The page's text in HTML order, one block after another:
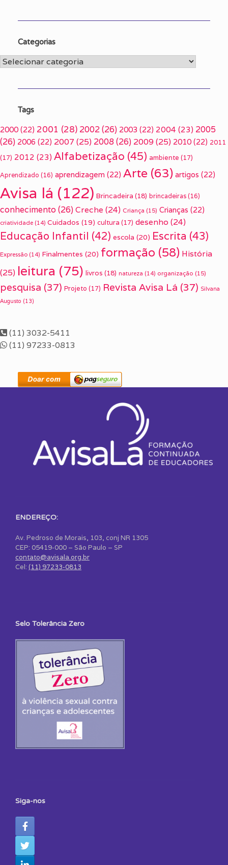
Categorias
Categorias
Tags
2000 (22) 2001 (28) 2002(26) 2003 (22) 2004 (23) 2005
(26) 2006 (22) 2007 (25) 2008(26) 2009(25) 2010 (22) 2011
(17) 2012 (23) Alfabetização (45) ambiente (17)
Aprendizado (16) aprendizagem (22) Arte (63) artigos (22)
Avisa lá (122) Brincadeira (18) brincadeiras (16)
conhecimento(26) Creche (24) Criança (15) Crianças (22)
criatividade (14) Cuidados (19) cultura (17) desenho (24)
Educação Infantil (42) escola (20) Escrita (43)
Expressão (14) Finalmentes (20) formação (58) História
(25) leitura (75) livros (18) natureza (14) organização (15)
pesquisa (37) Projeto (17) Revista Avisa Lá (37) Silvana
Augusto (13)
(11) 3032-5411
(11) 97233-0813
ENDEREÇO:
Av. Pedroso de Morais, 103, conj NR 1305
CEP: 05419-000 – São Paulo – SP
contato@avisala.org.br
Cel: (11) 97233-0813
Selo Tolerância Zero
Siga-nos